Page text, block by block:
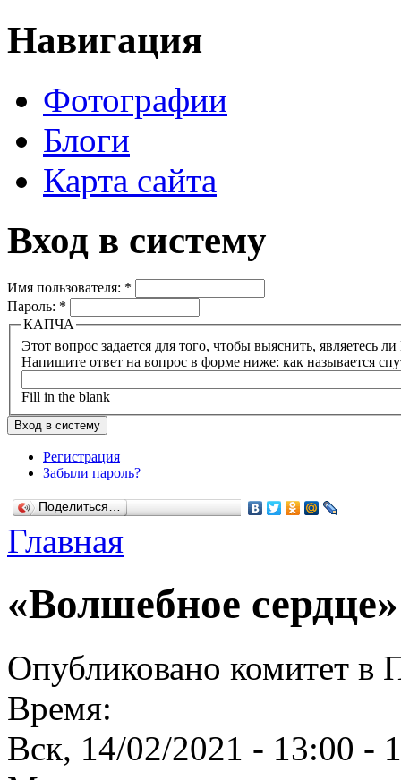
Навигация
Фотографии
Блоги
Карта сайта
Вход в систему
Имя пользователя: *
Пароль: *
КАПЧА
Напишите ответ на вопрос в форме ниже: как называется
Fill in the blank
Регистрация
Забыли пароль?
Поделиться…
Главная
«Волшебное сердце»
Опубликовано комитет в
Время:
Вск, 14/02/2021 - 13:00 -